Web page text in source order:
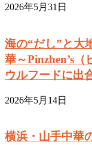
2026年5月31日
海の“だし”と大
華～Pinzhen’s
ウルフードに出
2026年5月14日
横浜・山手中華